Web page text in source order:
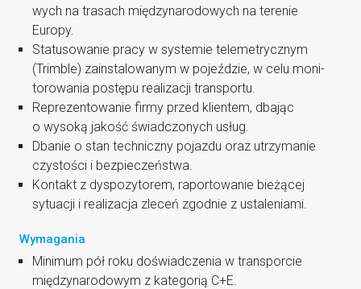
wych na tra­sach mię­dzy­na­ro­do­wych na tere­nie
Europy.
Sta­tu­so­wa­nie pra­cy w sys­te­mie tele­me­trycz­nym
(Trim­ble) zain­sta­lo­wa­nym w pojeź­dzie, w celu moni­
to­ro­wa­nia postę­pu reali­za­cji transportu.
Repre­zen­to­wa­nie fir­my przed klien­tem, dba­jąc
o wyso­ką jakość świad­czo­nych usług.
Dba­nie o stan tech­nicz­ny pojaz­du oraz utrzy­ma­nie
czy­sto­ści i bezpieczeństwa.
Kon­takt z dys­po­zy­to­rem, rapor­to­wa­nie bie­żą­cej
sytu­acji i reali­za­cja zle­ceń zgod­nie z ustaleniami.
Wymagania
Mini­mum pół roku doświad­cze­nia w trans­por­cie
mię­dzy­na­ro­do­wym z kate­go­rią C+E.